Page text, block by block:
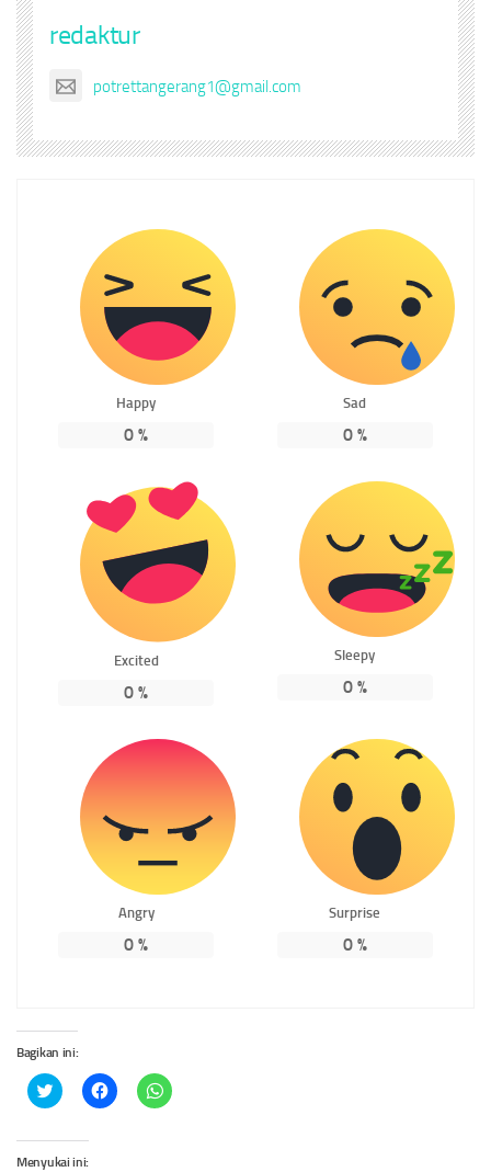
redaktur
potrettangerang1@gmail.com
Happy
0 %
Sad
0%
Excited
0 %
Sleepy
0%
Angry
0 %
Surprise
0%
Bagikan ini:
Klik
untuk
Twitter(Membuka
di
Klik
untuk
Klik
untuk
Menyukai ini: